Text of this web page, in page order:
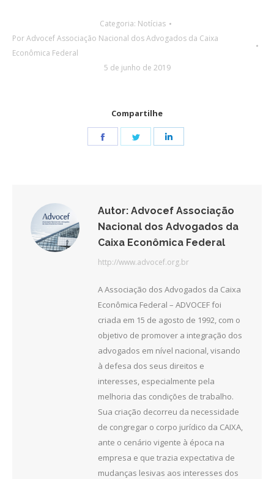
Categoria: Notícias
PorAdvocef Associação Nacional dos Advogados da Caixa
Econômica Federal
5 de junho de 2019
Compartilhe
Share
Share
Autor: Advocef Associação
Nacional dos Advogados da
Caixa Econômica Federal
http://www.advocef.org.br
A Associação dos Advogados da Caixa
Econômica Federal – ADVOCEF foi
criada em 15 de agosto de 1992, com o
objetivo de promover a integração dos
advogados em nível nacional, visando
à defesa dos seus direitos e
interesses, especialmente pela
melhoria das condições de trabalho.
Sua criação decorreu da necessidade
de congregar o corpo jurídico da CAIXA,
ante o cenário vigente à época na
empresa e que trazia expectativa de
mudanças lesivas aos interesses dos